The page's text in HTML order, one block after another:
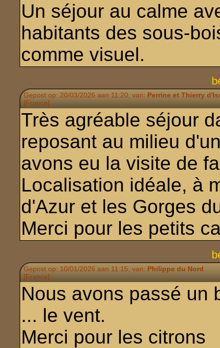
Un séjour au calme
habitants des sous-
comme visuel.
Gepost op: 20/03/2026 aan 11:20, van: Perrine et Thierry
[France]
Très agréable séjour
reposant au milieu
avons eu la visite de
Localisation idéale, à
d'Azur et les Gorges
Merci pour les petits
Gepost op: 10/01/2026 aan 11:15, van: Philippe du Nord
[France]
Nous avons passé un
... le vent.
Merci pour les citrons